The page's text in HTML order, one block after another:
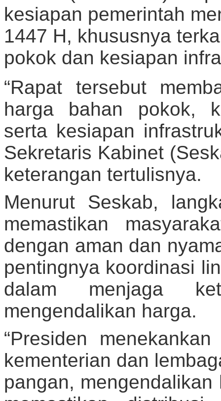
kesiapan pemerintah
1447 H, khususnya
pokok dan kesiapan
“Rapat tersebut
harga bahan pokok,
serta kesiapan
Sekretaris Kabinet
keterangan tertulisnya.
Menurut Seskab,
memastikan
dengan aman dan
pentingnya koordinasi
dalam menjaga
mengendalikan harga.
“Presiden
kementerian dan
pangan,